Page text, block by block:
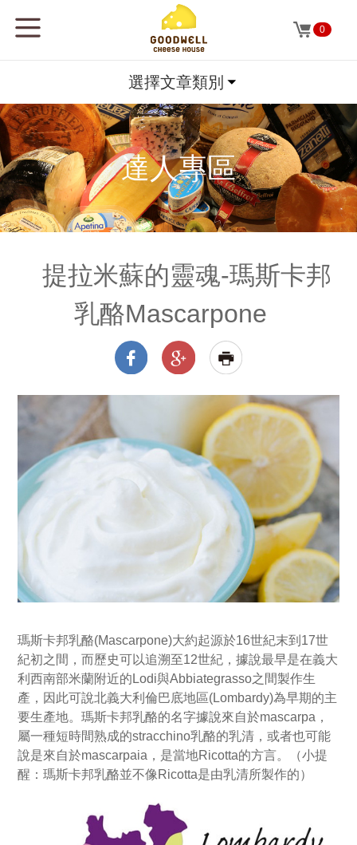
0
達人專區
選擇文章類別
提拉米蘇的靈魂-瑪斯卡邦
乳酪Mascarpone
瑪斯卡邦乳酪(Mascarpone)大約起源於16世紀末到17世
紀初之間，而歷史可以追溯至12世紀，據說最早是在義大
利西南部米蘭附近的Lodi與Abbiategrasso之間製作生
產，因此可說北義大利倫巴底地區(Lombardy)為早期的主
要生產地。瑪斯卡邦乳酪的名字據說來自於mascarpa，
屬一種短時間熟成的stracchino乳酪的乳清，或者也可能
說是來自於mascarpaia，是當地Ricotta的方言。（小提
醒：瑪斯卡邦乳酪並不像Ricotta是由乳清所製作的）